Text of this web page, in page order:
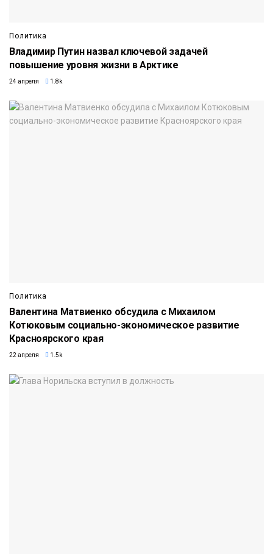
Политика
Владимир Путин назвал ключевой задачей
повышение уровня жизни в Арктике
24 апреля 1.8k
Политика
Валентина Матвиенко обсудила с Михаилом
Котюковым социально-экономическое развитие
Красноярского края
22 апреля 1.5k